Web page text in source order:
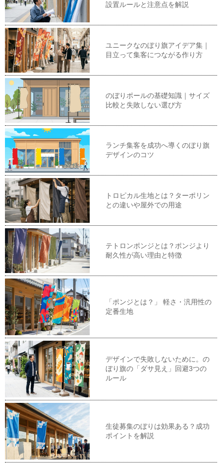
設置ルールと注意点を解説
ユニークなのぼり旗アイデア集｜
目立って集客につながる作り方
のぼりポールの基礎知識｜サイズ
比較と失敗しない選び方
ランチ集客を成功へ導くのぼり旗
デザインのコツ
トロピカル生地とは？ターポリン
との違いや屋外での用途
テトロンポンジとは？ポンジより
耐久性が高い理由と特徴
「ポンジとは？」 軽さ・汎用性の
定番生地
デザインで失敗しないために。の
ぼり旗の「ダサ見え」回避3つの
ルール
生徒募集のぼりは効果ある？成功
ポイントを解説